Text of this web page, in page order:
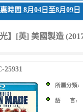
間 8月04日至8月09日
】[英] 美國製造
25931
所屬分類:
語 言: